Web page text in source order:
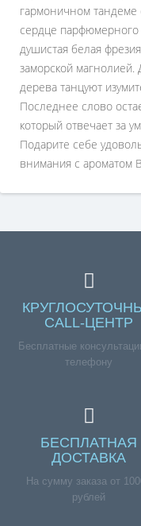
гармоничном тандеме
сердце парфюмерного
душистая белая
заморской
дерева танцуют
Последнее слово
который отвечает за
Подарите себе
внимания с ароматом
CALL-ЦЕНТР
Бесплатные
телефону
БЕСПЛАТНАЯ
ДОСТАВКА
На сумму заказа от
рублей